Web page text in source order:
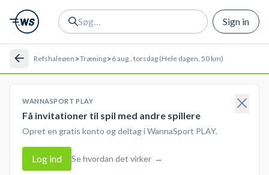
Sign in
Refshaleøen >Træning>6 aug., torsdag (Hele dagen, 50 km)
WANNASPORT PLAY
Få invitationer til spil med andre spillere
Opret en gratis konto og deltag i WannaSport PLAY.
Log ind Se hvordan det virker →